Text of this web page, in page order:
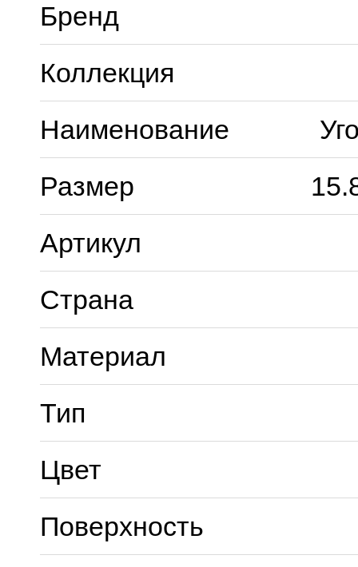
Бренд
Коллекция
Наименование
Размер
Артикул
Страна
Материал
Тип
Цвет
Поверхность